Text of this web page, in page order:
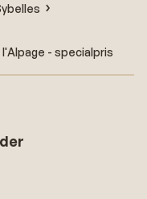
- specialpris